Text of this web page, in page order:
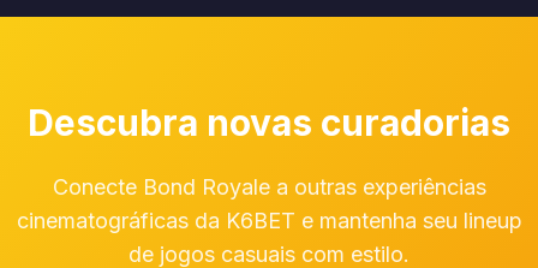
Descubra novas curadorias
Conecte Bond Royale a outras experiências
cinematográficas da K6BET e mantenha seu lineup
de jogos casuais com estilo.